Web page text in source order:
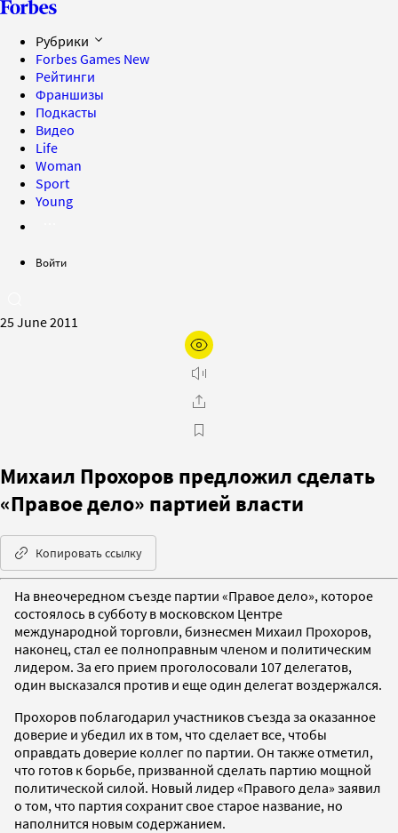
Рубрики
Forbes Games New
Рейтинги
Франшизы
Подкасты
Видео
Life
Woman
Sport
Young
Войти
25 June 2011
Михаил Прохоров предложил сделать
«Правое дело» партией власти
Копировать ссылку
На внеочередном съезде партии «Правое дело», которое
состоялось в субботу в московском Центре
международной торговли, бизнесмен Михаил Прохоров,
наконец, стал ее полноправным членом и политическим
лидером. За его прием проголосовали 107 делегатов,
один высказался против и еще один делегат воздержался.
Прохоров поблагодарил участников съезда за оказанное
доверие и убедил их в том, что сделает все, чтобы
оправдать доверие коллег по партии. Он также отметил,
что готов к борьбе, призванной сделать партию мощной
политической силой. Новый лидер «Правого дела» заявил
о том, что партия сохранит свое старое название, но
наполнится новым содержанием.